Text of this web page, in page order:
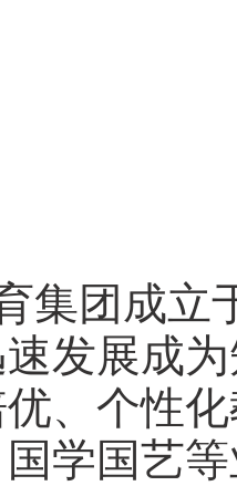
集团成立
发展成
、个性
学国艺